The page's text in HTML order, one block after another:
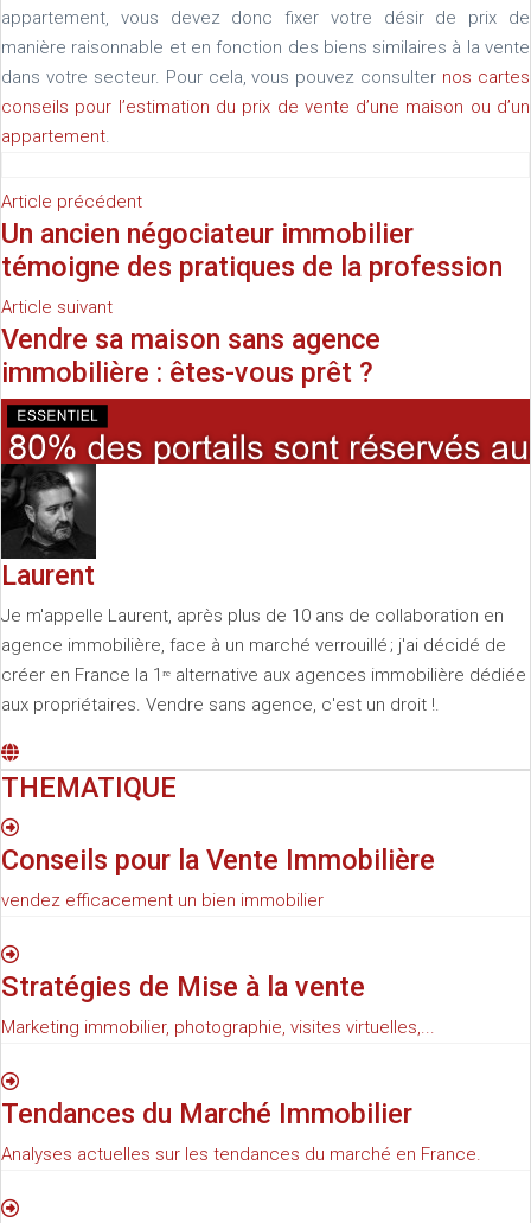
appartement, vous devez donc fixer votre désir de prix de
manière raisonnable et en fonction des biens similaires à la vente
dans votre secteur. Pour cela, vous pouvez consulter nos cartes
conseils pour l’estimation du prix de vente d’une maison ou d’un
appartement.
Article précédent
Un ancien négociateur immobilier
témoigne des pratiques de la profession
Article suivant
Vendre sa maison sans agence
immobilière : êtes-vous prêt ?
Laurent
Je m'appelle Laurent, après plus de 10 ans de collaboration en
agence immobilière, face à un marché verrouillé ; j'ai décidé de
créer en France la 1ʳᵉ alternative aux agences immobilière dédiée
aux propriétaires. Vendre sans agence, c'est un droit !.
THEMATIQUE
Conseils pour la Vente Immobilière
vendez efficacement un bien immobilier
Stratégies de Mise à la vente
Marketing immobilier, photographie, visites virtuelles,...
Tendances du Marché Immobilier
Analyses actuelles sur les tendances du marché en France.